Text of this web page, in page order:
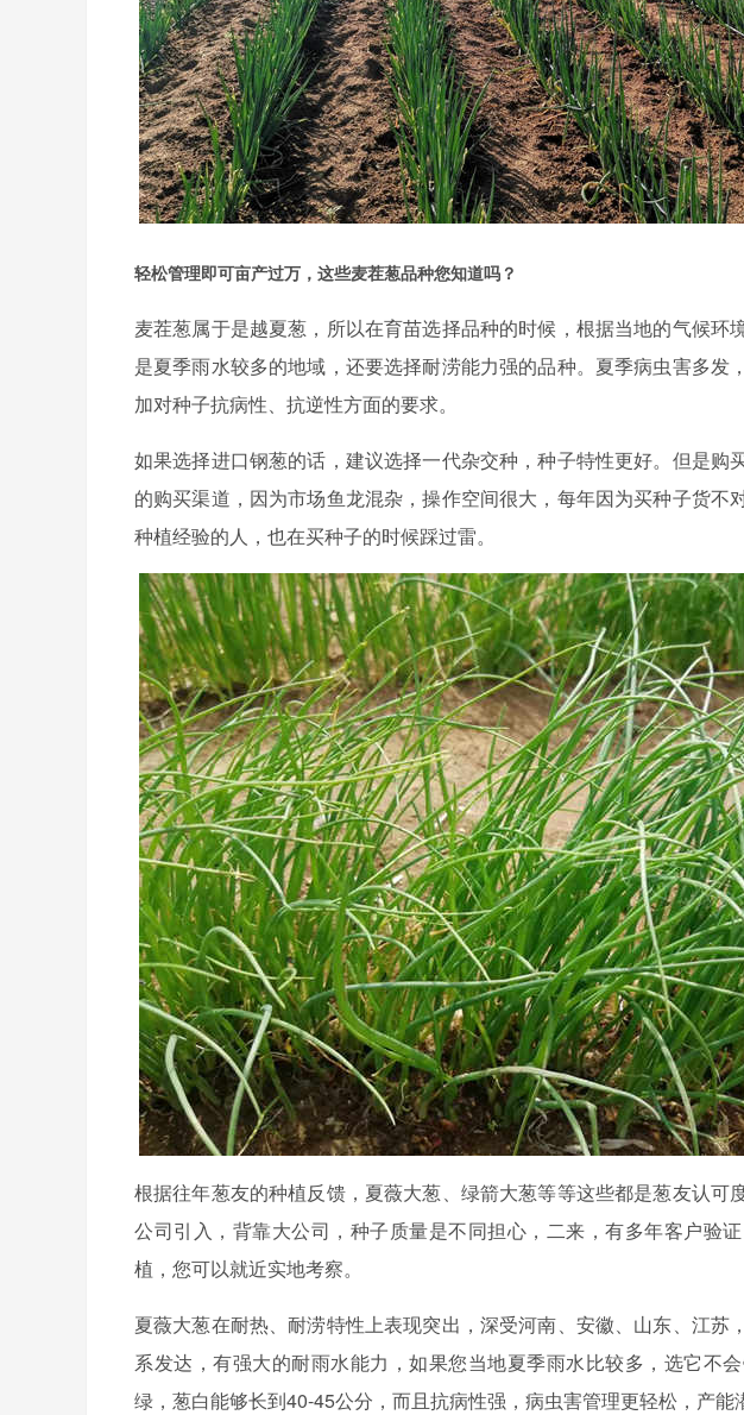
轻松管理即可亩产过万，这些麦茬葱品种您知道吗？
麦茬葱属于是越夏葱，所以在育苗选择品种的时候，根据当地的气候环
是夏季雨水较多的地域，还要选择耐涝能力强的品种。夏季病虫害多发
加对种子抗病性、抗逆性方面的要求。
如果选择进口钢葱的话，建议选择一代杂交种，种子特性更好。但是购
的购买渠道，因为市场鱼龙混杂，操作空间很大，每年因为买种子货不
种植经验的人，也在买种子的时候踩过雷。
根据往年葱友的种植反馈，夏薇大葱、绿箭大葱等等这些都是葱友认可
公司引入，背靠大公司，种子质量是不同担心，二来，有多年客户验
植，您可以就近实地考察。
夏薇大葱在耐热、耐涝特性上表现突出，深受河南、安徽、山东、江苏
系发达，有强大的耐雨水能力，如果您当地夏季雨水比较多，选它不
绿，葱白能够长到40-45公分，而且抗病性强，病虫害管理更轻松，产能